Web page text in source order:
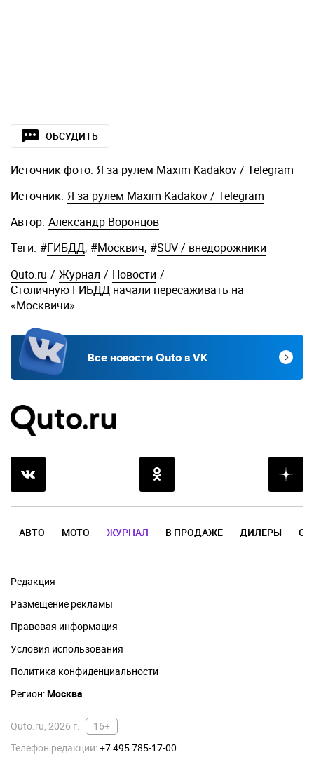
ОБСУДИТЬ
Источник фото: Я за рулем Maxim Kadakov / Telegram
Источник: Я за рулем Maxim Kadakov / Telegram
Автор: Александр Воронцов
Теги: #ГИБДД, #Москвич, #SUV / внедорожники
Quto.ru / Журнал / Новости /
Столичную ГИБДД начали пересаживать на
«Москвичи»
Все новости Quto в VK
АВТО МОТО ЖУРНАЛ В ПРОДАЖЕ ДИЛЕРЫ
Редакция
Размещение рекламы
Правовая информация
Условия использования
Политика конфиденциальности
Регион:Москва
Quto.ru, 2026 г.
16+
Телефон редакции:+7 495 785-17-00